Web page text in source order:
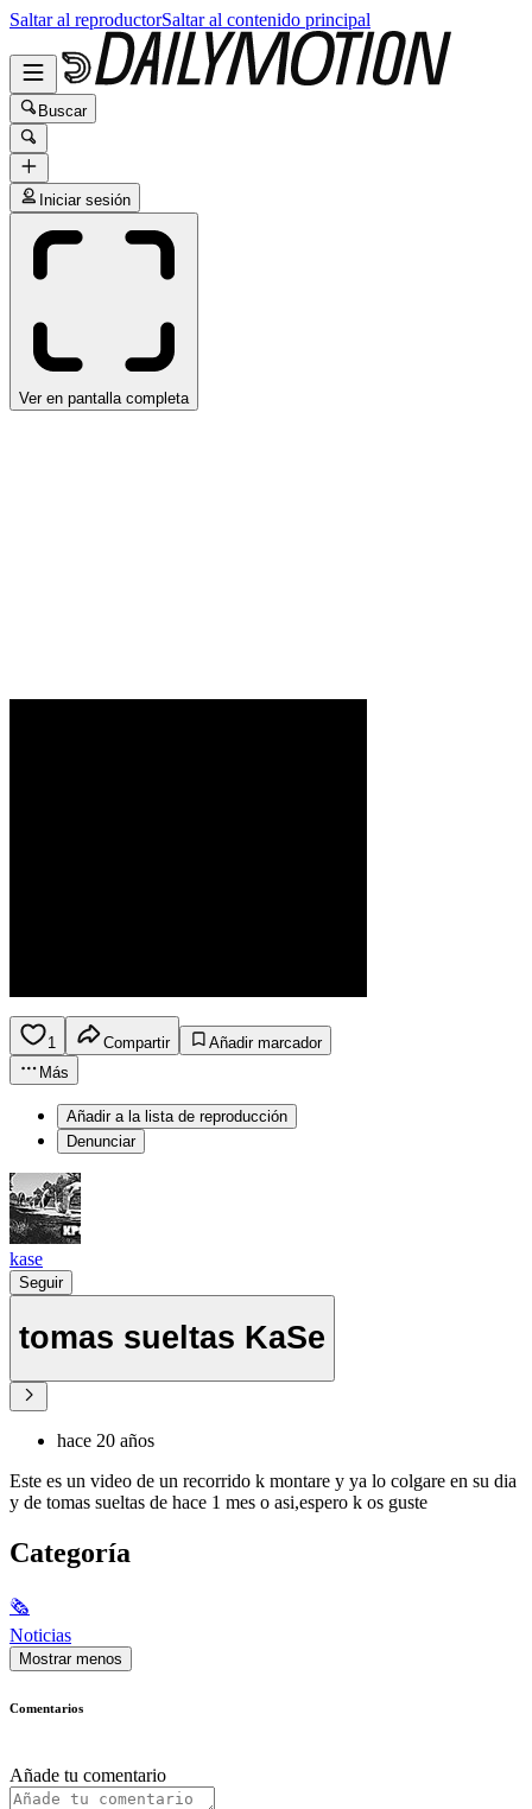
Saltar al reproductorSaltar al contenido principal
Buscar
Iniciar sesión
Ver en pantalla completa
1 Compartir
Añadir marcador
Más
Añadir a la lista de reproducción
Denunciar
kase
Seguir
tomas sueltas KaSe
hace 20 años
Este es un video de un recorrido k montare y ya lo colgare en su dia
y de tomas sueltas de hace 1 mes o asi,espero k os guste
Categoría
🗞
Noticias
Mostrar menos
Comentarios
Añade tu comentario